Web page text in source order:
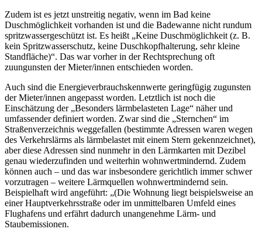
Zudem ist es jetzt unstreitig negativ, wenn im Bad keine
Duschmöglichkeit vorhanden ist und die Badewanne nicht rundum
spritzwassergeschützt ist. Es heißt „Keine Duschmöglichkeit (z. B.
kein Spritzwasserschutz, keine Duschkopfhalterung, sehr kleine
Standfläche)“. Das war vorher in der Rechtsprechung oft
zuungunsten der Mieter/innen entschieden worden.
Auch sind die Energieverbrauchskennwerte geringfügig zugunsten
der Mieter/innen angepasst worden. Letztlich ist noch die
Einschätzung der „Besonders lärmbelasteten Lage“ näher und
umfassender definiert worden. Zwar sind die „Sternchen“ im
Straßenverzeichnis weggefallen (bestimmte Adressen waren wegen
des Verkehrslärms als lärmbelastet mit einem Stern gekennzeichnet),
aber diese Adressen sind nunmehr in den Lärmkarten mit Dezibel
genau wiederzufinden und weiterhin wohnwertmindernd. Zudem
können auch – und das war insbesondere gerichtlich immer schwer
vorzutragen – weitere Lärmquellen wohnwertmindernd sein.
Beispielhaft wird angeführt: „(Die Wohnung liegt beispielsweise an
einer Hauptverkehrsstraße oder im unmittelbaren Umfeld eines
Flughafens und erfährt dadurch unangenehme Lärm- und
Staubemissionen.